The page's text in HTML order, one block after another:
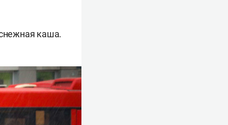
каша.